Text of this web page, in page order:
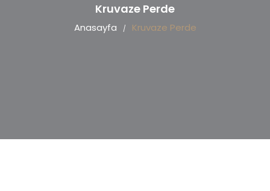
Kruvaze Perde
Anasayfa / Kruvaze Perde